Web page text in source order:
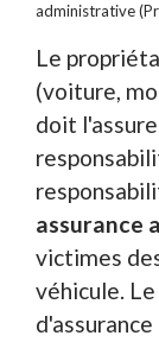
administrative
Le
(voiture,
doit
assurance
victimes
véhicule.